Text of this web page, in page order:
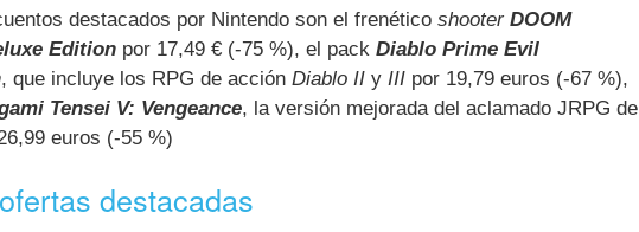
destacados por Nintendo son el frenético shooter DOOM
Edition por 17,49 € (-75 %), el pack Diablo Prime Evil
, que incluye los RPG de acción Diablo II y III por 19,79 euros (-67 %),
Tensei V: Vengeance, la versión mejorada del aclamado JRPG de
euros (-55 %)
destacadas